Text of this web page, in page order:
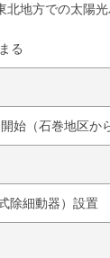
北地方での太陽
る
始（石巻地区から
除細動器）設置